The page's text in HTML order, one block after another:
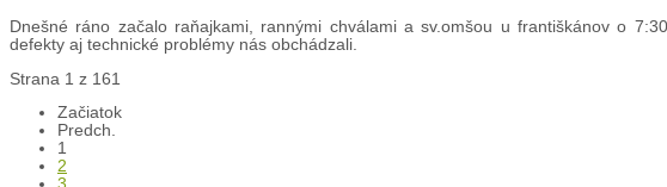
Dnešné ráno začalo raňajkami, rannými chválami a sv.omšou u františkánov o
defekty aj technické problémy nás obchádzali.
Strana 1 z 161
Začiatok
Predch.
1
2